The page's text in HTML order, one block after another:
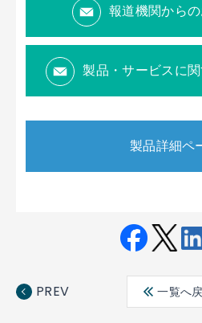
報道機関から
製品・サービスに
製品詳細ペ
ebo ter
PREV 一覧へ